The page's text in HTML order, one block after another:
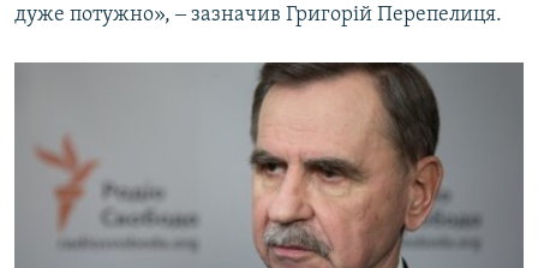
дуже потужно», ‒ зазначив Григорій Перепелиця.